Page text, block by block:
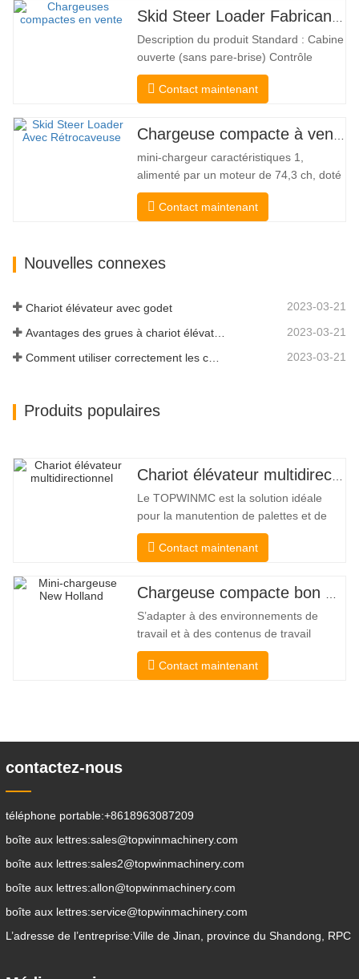
chariot latéral. Son entraînement
direction HX 360° innovante…
Skid Steer Loader Fabricant Chine
Description du produit Standard : Cabine
ouverte (sans pare-brise) Contrôle
mécanique Attelage rapide et coupleur
de type Bobcat Pompe hydraulique
Eaton Vanne multifonctionnelle Italie
Système de mise à niveau automatique
Contact maintenant
Chargeuse compacte à vendre
mini-chargeur caractéristiques 1,
alimenté par un moteur de 74,3 ch, doté
d'une force d'arrachement de godet
exceptionnelle de 3350 kg et d'une
productivité à un nouveau niveau. Le
Contact maintenant
Nouvelles connexes
Chariot élévateur avec godet 2023-03-21
2023-03-21
Comment utiliser correctement les chariots élévateurs électriques 2023-03-21
Produits populaires
Chariot élévateur multidirectionnel à carrosserie large de 3,5 à 5 tonnes
Le TOPWINMC est la solution idéale
pour la manutention de palettes et de
marchandises longues. Véritable chariot
élévateur deux-en-un, il allie les
chariot latéral. Son entraînement
électrique silencieux et écologique et sa
direction HX 360° innovante
Contact maintenant
Chargeuse compacte bon marché
S’adapter à des environnements de
travail et à des contenus de travail
spécifiques De cette façon, le pelletage,
l’empilage, le levage, le creusement, le
des avenues peuvent être
Contact maintenant
contactez-nous
téléphone portable:+8618963087209
boîte aux lettres:sales@topwinmachinery.com
boîte aux lettres:sales2@topwinmachinery.com
boîte aux lettres:allon@topwinmachinery.com
boîte aux lettres:service@topwinmachinery.com
L’adresse de l’entreprise:Ville de Jinan, province du Shandong, RPC